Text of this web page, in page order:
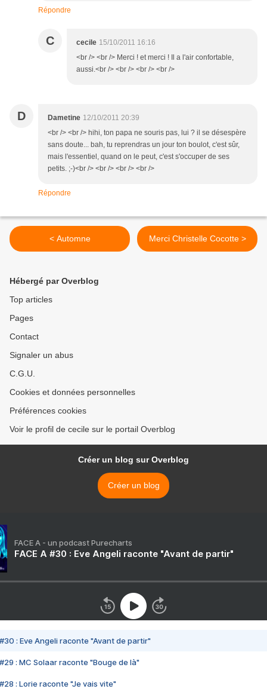
Répondre
C cecile 15/10/2011 16:16
<br /> <br /> Merci ! et merci ! Il a l'air confortable,
aussi.<br /> <br /> <br /> <br />
D Dametine 12/10/2011 20:39
<br /> <br /> hihi, ton papa ne souris pas, lui ? il se désespère
sans doute... bah, tu reprendras un jour ton boulot, c'est sûr,
mais l'essentiel, quand on le peut, c'est s'occuper de ses
petits. ;-)<br /> <br /> <br /> <br />
Répondre
< Automne Merci Christelle Cocotte >
Hébergé par Overblog
Top articles
Pages
Contact
Signaler un abus
C.G.U.
Cookies et données personnelles
Préférences cookies
Voir le profil de cecile sur le portail Overblog
Créer un blog sur Overblog
Créer un blog
FACE A - un podcast Purecharts
FACE A #30 : Eve Angeli raconte "Avant de partir"
#30 : Eve Angeli raconte "Avant de partir"
#29 : MC Solaar raconte "Bouge de là"
#28 : Lorie raconte "Je vais vite"